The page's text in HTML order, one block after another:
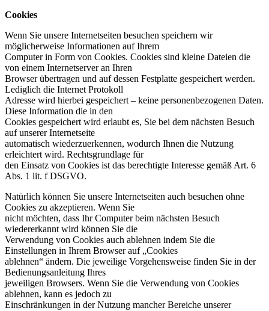
Cookies
Wenn Sie unsere Internetseiten besuchen speichern wir
möglicherweise Informationen auf Ihrem
Computer in Form von Cookies. Cookies sind kleine Dateien die
von einem Internetserver an Ihren
Browser übertragen und auf dessen Festplatte gespeichert werden.
Lediglich die Internet Protokoll
Adresse wird hierbei gespeichert – keine personenbezogenen Daten.
Diese Information die in den
Cookies gespeichert wird erlaubt es, Sie bei dem nächsten Besuch
auf unserer Internetseite
automatisch wiederzuerkennen, wodurch Ihnen die Nutzung
erleichtert wird. Rechtsgrundlage für
den Einsatz von Cookies ist das berechtigte Interesse gemäß Art. 6
Abs. 1 lit. f DSGVO.
Natürlich können Sie unsere Internetseiten auch besuchen ohne
Cookies zu akzeptieren. Wenn Sie
nicht möchten, dass Ihr Computer beim nächsten Besuch
wiedererkannt wird können Sie die
Verwendung von Cookies auch ablehnen indem Sie die
Einstellungen in Ihrem Browser auf „Cookies
ablehnen“ ändern. Die jeweilige Vorgehensweise finden Sie in der
Bedienungsanleitung Ihres
jeweiligen Browsers. Wenn Sie die Verwendung von Cookies
ablehnen, kann es jedoch zu
Einschränkungen in der Nutzung mancher Bereiche unserer